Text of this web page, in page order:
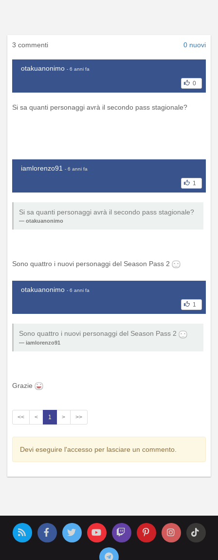
3 commenti 0 nuovi
otakuanonimo - 6 anni fa
0
Si sa quanti personaggi avrà il secondo pass stagionale?
iamlorenzo91 - 6 anni fa
1
Si sa quanti personaggi avrà il secondo pass stagionale?
otakuanonimo
Sono quattro i nuovi personaggi del Season Pass 2
otakuanonimo - 6 anni fa
1
Sono quattro i nuovi personaggi del Season Pass 2
iamlorenzo91
Grazie
<< < 1 > >>
Devi eseguire l'accesso per lasciare un commento.